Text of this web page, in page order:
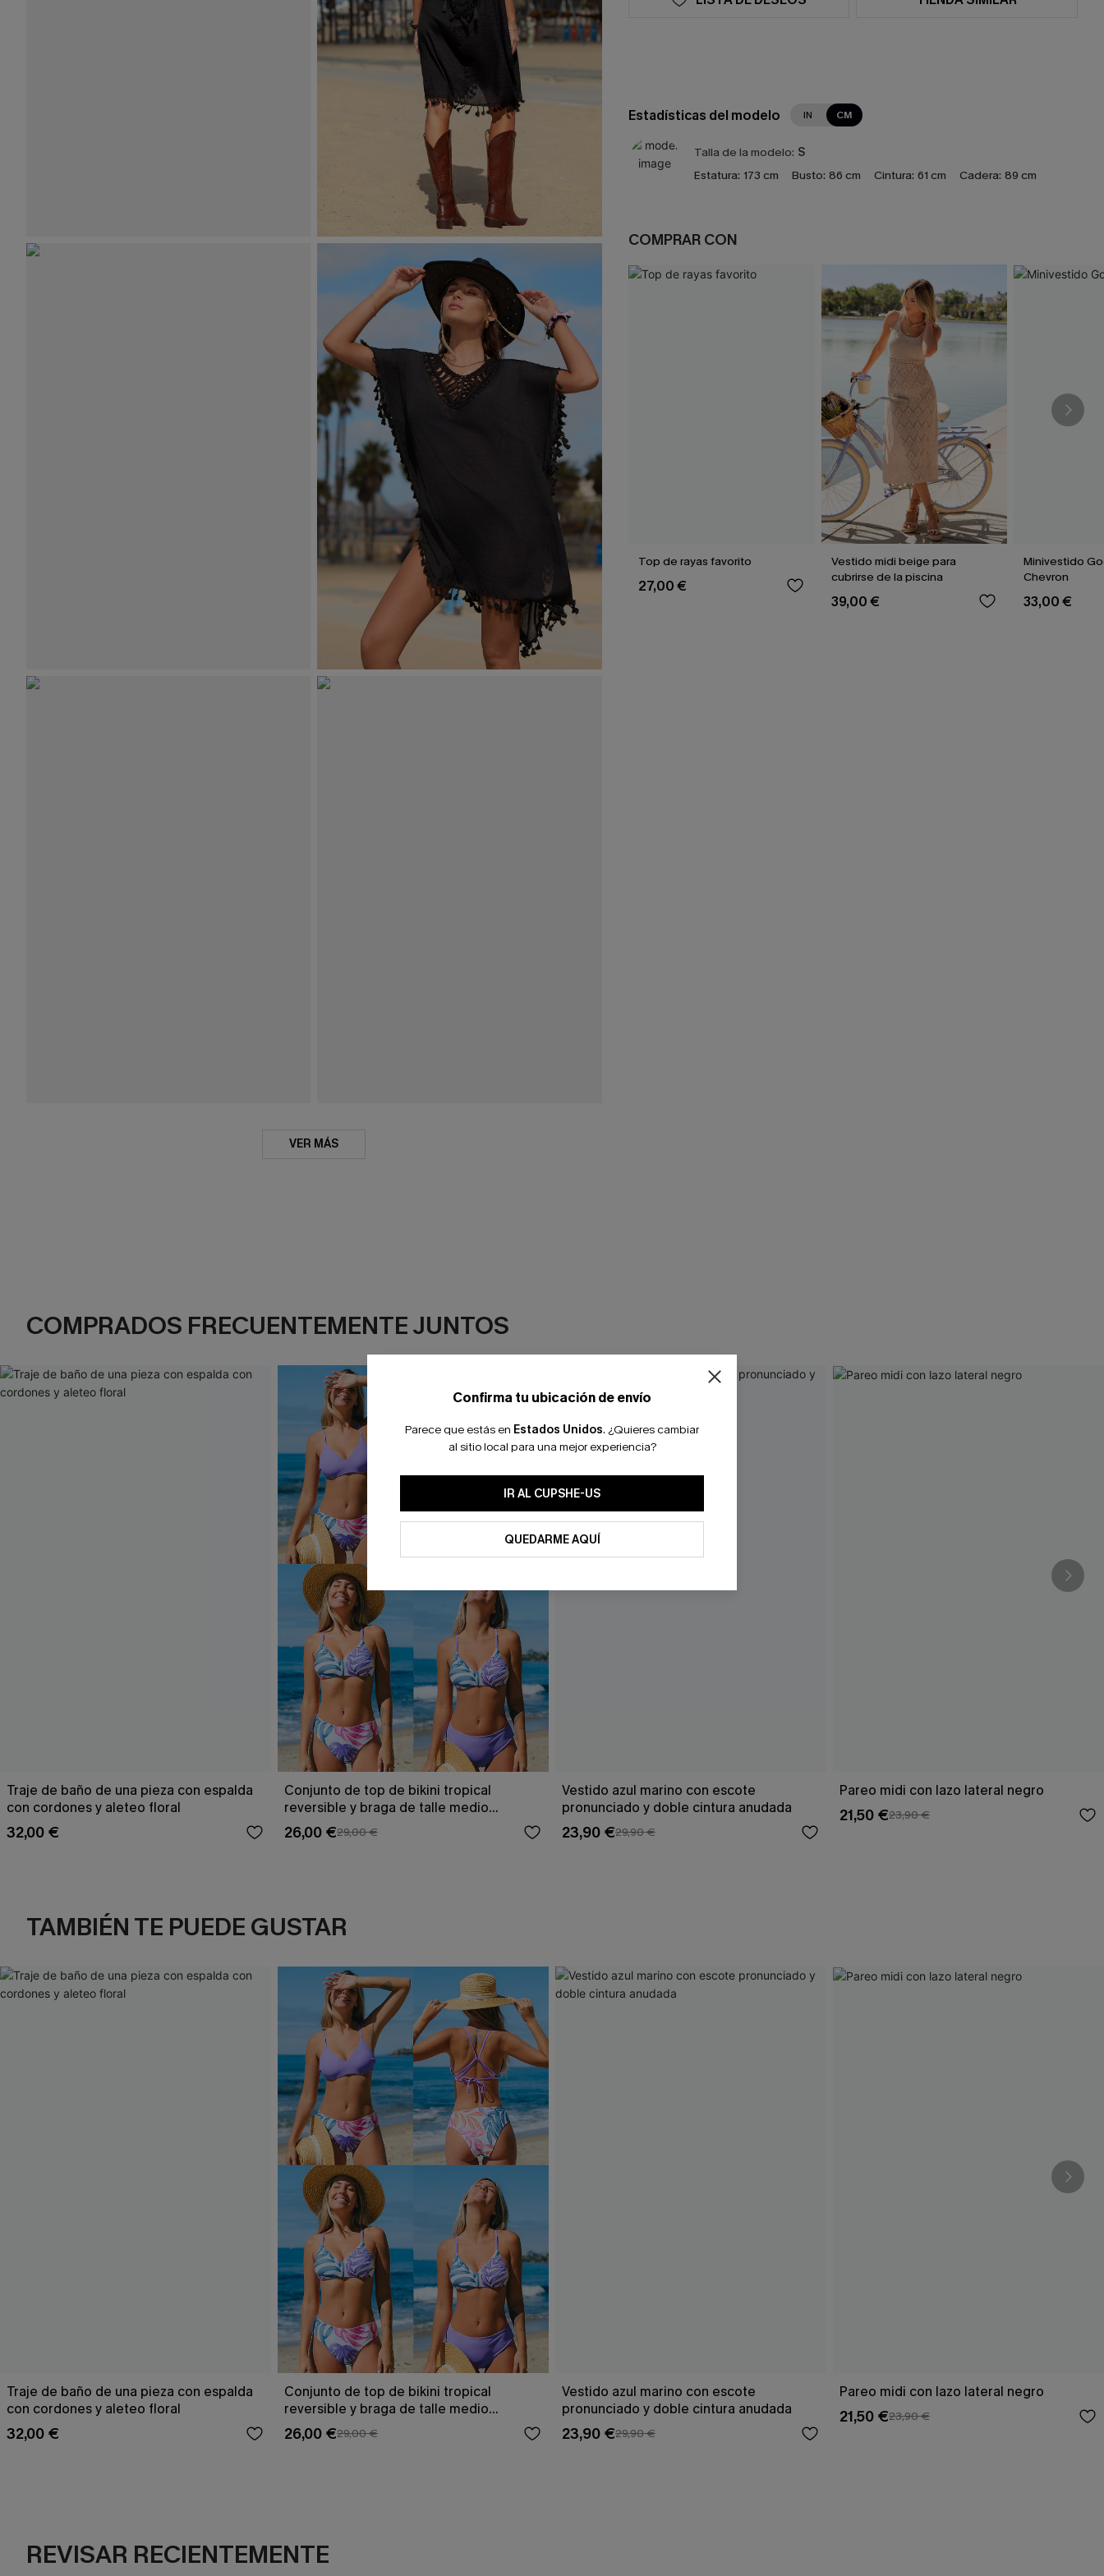
VER MÁS
Estadísticas del modelo IN CM
Talla de la modelo: S
Estatura: 173 cm Busto: 86 cm Cintura: 61 cm Cadera: 89 cm
COMPRAR CON
Top de rayas favorito
27,00 €
Vestido midi beige para
cubrirse de la piscina
39,00 €
Minivestido
Chevron
33,00 €
COMPRADOS FRECUENTEMENTE JUNTOS
Traje de baño de una pieza con espalda
con cordones y aleteo floral
32,00 €
Conjunto de top de bikini tropical
reversible y braga de talle medio
Escaping
26,00 €29,00 €
Vestido azul marino con escote
pronunciado y doble cintura anudada
23,90 €29,90 €
Pareo midi con lazo lateral negro
21,50 €23,90 €
TAMBIÉN TE PUEDE GUSTAR
Traje de baño de una pieza con espalda
con cordones y aleteo floral
32,00 €
Conjunto de top de bikini tropical
reversible y braga de talle medio
Escaping
26,00 €29,00 €
Vestido azul marino con escote
pronunciado y doble cintura anudada
23,90 €29,90 €
Pareo midi con lazo lateral negro
21,50 €23,90 €
REVISAR RECIENTEMENTE
Confirma tu ubicación de envío
Parece que estás en Estados Unidos. ¿Quieres cambiar
al sitio local para una mejor experiencia?
IR AL CUPSHE-US
QUEDARME AQUÍ